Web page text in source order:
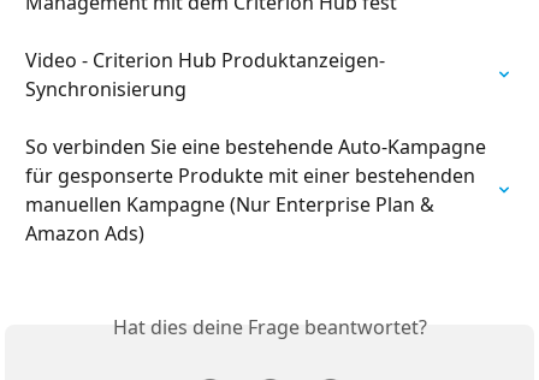
Video - Criterion Hub Produktanzeigen-
Synchronisierung
So verbinden Sie eine bestehende Auto-Kampagne
für gesponserte Produkte mit einer bestehenden
manuellen Kampagne (Nur Enterprise Plan &
Amazon Ads)
Hat dies deine Frage beantwortet?